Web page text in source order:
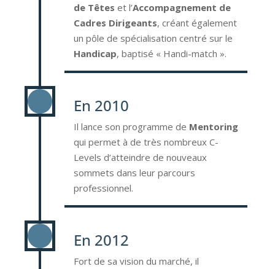
de Têtes et l’Accompagnement de
Cadres Dirigeants, créant également
un pôle de spécialisation centré sur le
Handicap, baptisé « Handi-match ».
En 2010
Il lance son programme de Mentoring
qui permet à de très nombreux C-
Levels d’atteindre de nouveaux
sommets dans leur parcours
professionnel.
En 2012
Fort de sa vision du marché, il